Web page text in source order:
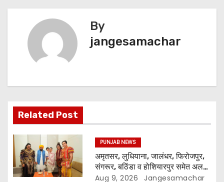
By
jangesamachar
Related Post
PUNJAB NEWS
अमृतसर, लुधियाना, जालंधर, फिरोजपुर,
संगरूर, बठिंडा व होशियारपुर समेत अलग-
अलग स्थानों पर ये शो होगा- भगवंत सिंह
Aug 9, 2026 Jangesamachar